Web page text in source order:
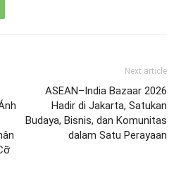
Next article
ASEAN–India Bazaar 2026
Hadir di Jakarta, Satukan
Budaya, Bisnis, dan Komunitas
dalam Satu Perayaan